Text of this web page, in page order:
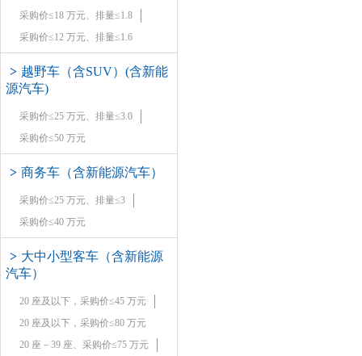
采购价≤18 万元、排量≤1.8
采购价≤12 万元、排量≤1.6
> 越野车（含SUV）(含新能
源汽车)
采购价≤25 万元、排量≤3.0
采购价≤50 万元
> 商务车（含新能源汽车）
采购价≤25 万元、排量≤3
采购价≤40 万元
> 大中小型客车（含新能源
汽车）
20 座及以下，采购价≤45 万元
20 座及以下，采购价≤80 万元
20 座－39 座、采购价≤75 万元